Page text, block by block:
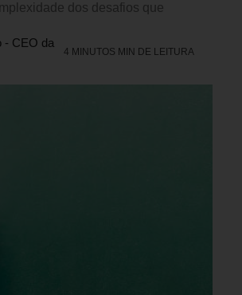
dos desafios que
- CEO da
4 MINUTOS MIN DE LEITURA